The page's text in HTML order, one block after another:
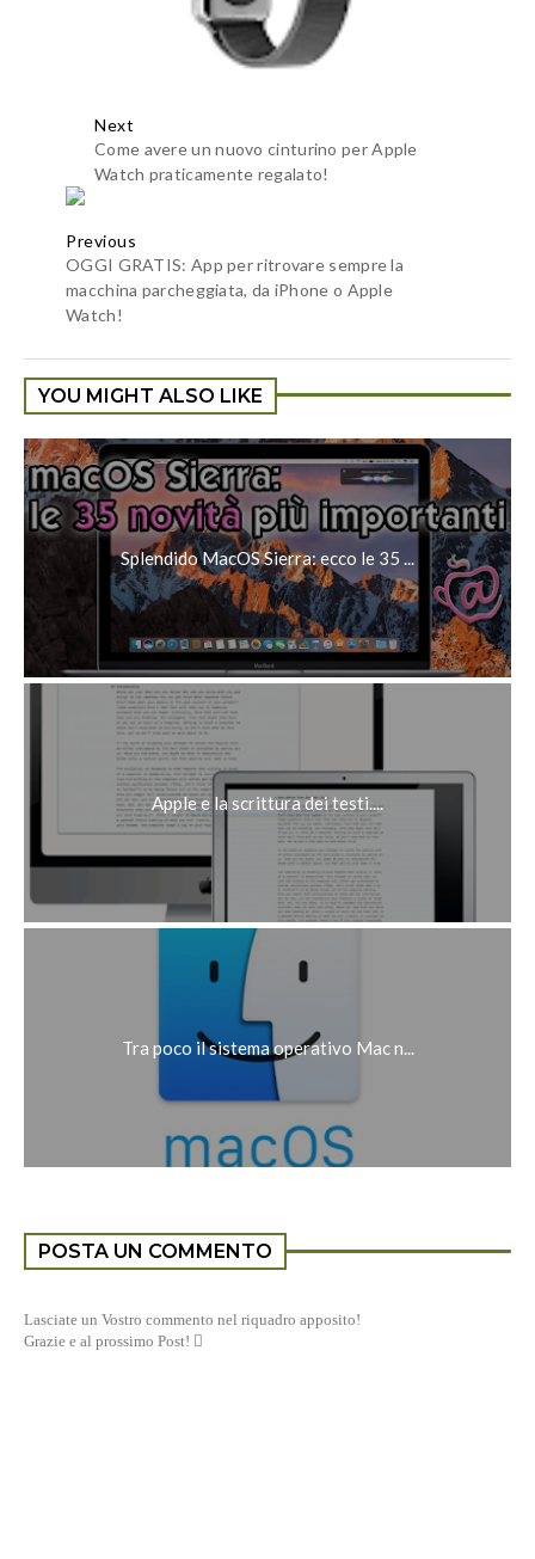
Next
Come avere un nuovo cinturino per Apple
Watch praticamente regalato!
Previous
OGGI GRATIS: App per ritrovare sempre la
macchina parcheggiata, da iPhone o Apple
Watch!
YOU MIGHT ALSO LIKE
Splendido MacOS Sierra: ecco le 35 ...
Apple e la scrittura dei testi....
Tra poco il sistema operativo Mac n...
POSTA UN COMMENTO
Lasciate un Vostro commento nel riquadro apposito!
Grazie e al prossimo Post! 